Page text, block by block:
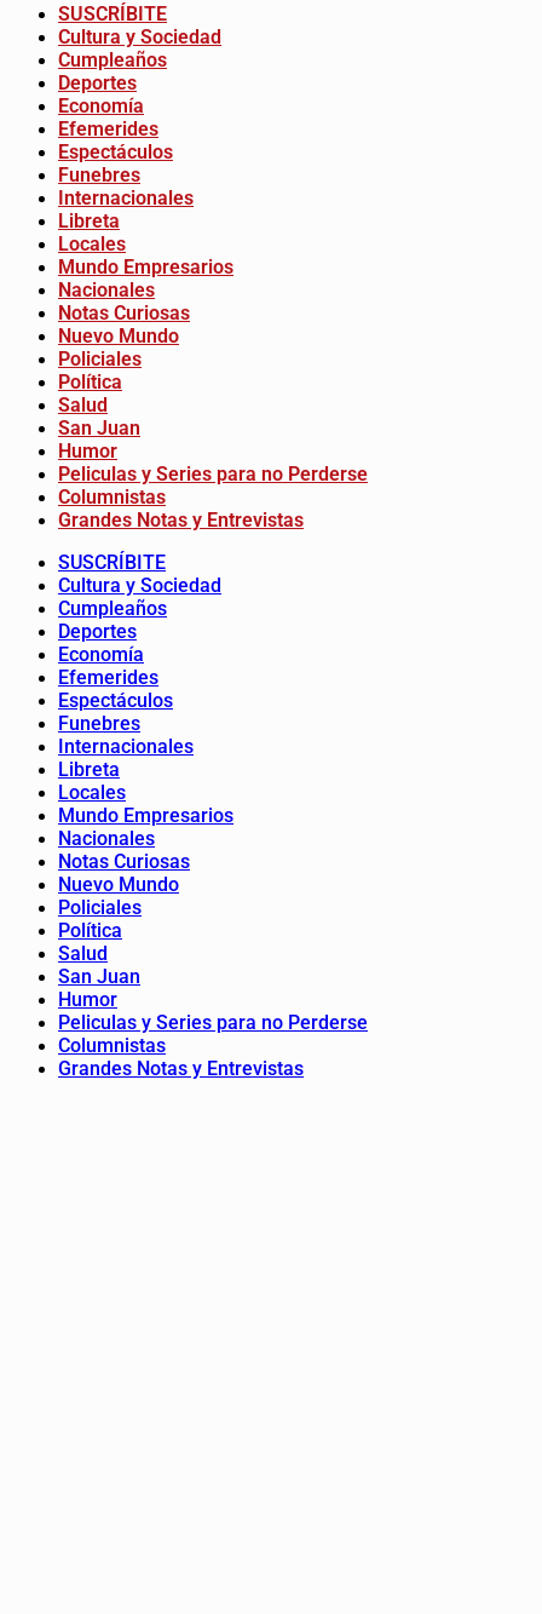
SUSCRÍBITE
Cultura y Sociedad
Cumpleaños
Deportes
Economía
Efemerides
Espectáculos
Funebres
Internacionales
Libreta
Locales
Mundo Empresarios
Nacionales
Notas Curiosas
Nuevo Mundo
Policiales
Política
Salud
San Juan
Humor
Peliculas y Series para no Perderse
Columnistas
Grandes Notas y Entrevistas
SUSCRÍBITE
Cultura y Sociedad
Cumpleaños
Deportes
Economía
Efemerides
Espectáculos
Funebres
Internacionales
Libreta
Locales
Mundo Empresarios
Nacionales
Notas Curiosas
Nuevo Mundo
Policiales
Política
Salud
San Juan
Humor
Peliculas y Series para no Perderse
Columnistas
Grandes Notas y Entrevistas